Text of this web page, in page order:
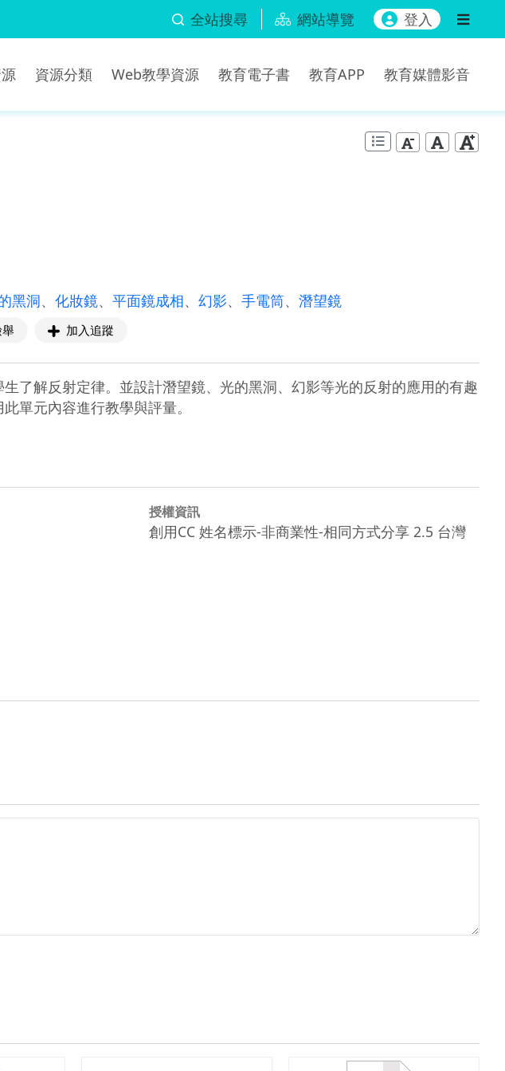
全站搜尋 網站導覽 登入
資源分類 Web教學資源 教育電子書 教育APP 教育媒體影音
黑洞、 化妝鏡、 平面鏡成相、 幻影、 手電筒、 潛望鏡
加入追蹤
了解反射定律。並設計潛望鏡、光的黑洞、幻影等光的反射的應用的有趣
單元內容進行教學與評量。
授權資訊
創用CC 姓名標示-非商業性-相同方式分享 2.5 台灣